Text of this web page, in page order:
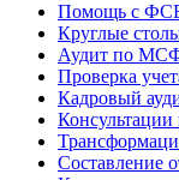
Помощь с
Круглые
Аудит по
Проверка
Кадровый
Составление